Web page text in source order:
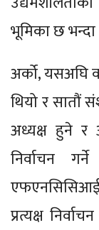
भूमिका छ भन्दा
अर्को, यसअघि
थियो र सातौं
अध्यक्ष हुने र
निर्वाचन
प्रत्यक्ष